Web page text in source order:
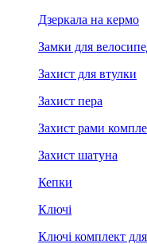
Дзеркала на кермо
Замки для
Захист для втулки
Захист пера
Захист рами
Захист шатуна
Кепки
Ключі
Ключі комплект